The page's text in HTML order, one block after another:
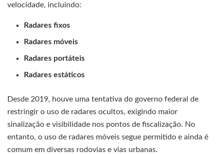
velocidade, incluindo:
Radares fixos
Radares móveis
Radares portáteis
Radares estáticos
Desde 2019, houve uma tentativa do governo federal de
restringir o uso de radares ocultos, exigindo maior
sinalização e visibilidade nos pontos de fiscalização. No
entanto, o uso de radares móveis segue permitido e ainda é
comum em diversas rodovias e vias urbanas.